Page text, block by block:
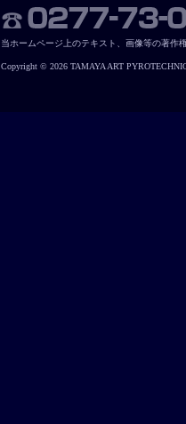
当ホームページ上のテキスト、画像等の著作
Copyright © 2026 TAMAYA ART